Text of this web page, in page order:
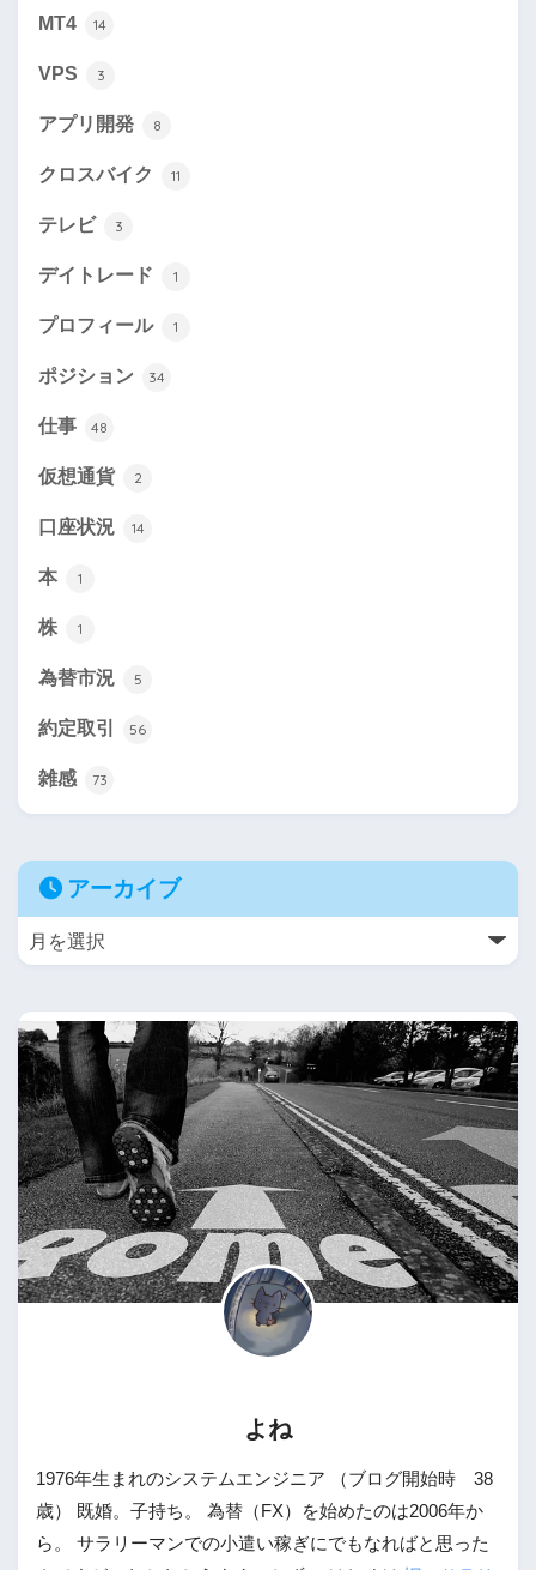
MT4 14
VPS 3
アプリ開発 8
クロスバイク 11
テレビ 3
デイトレード 1
プロフィール 1
ポジション 34
仕事 48
仮想通貨 2
口座状況 14
本 1
株 1
為替市況 5
約定取引 56
雑感 73
アーカイブ
よね
1976年生まれのシステムエンジニア （ブログ開始時 38
歳） 既婚。子持ち。 為替（FX）を始めたのは2006年か
ら。 サラリーマンでの小遣い稼ぎにでもなればと思った